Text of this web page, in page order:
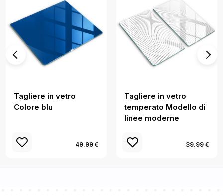
Tagliere in vetro
Colore blu
49.99 €
Tagliere in vetro
temperato Modello di
linee moderne
39.99 €